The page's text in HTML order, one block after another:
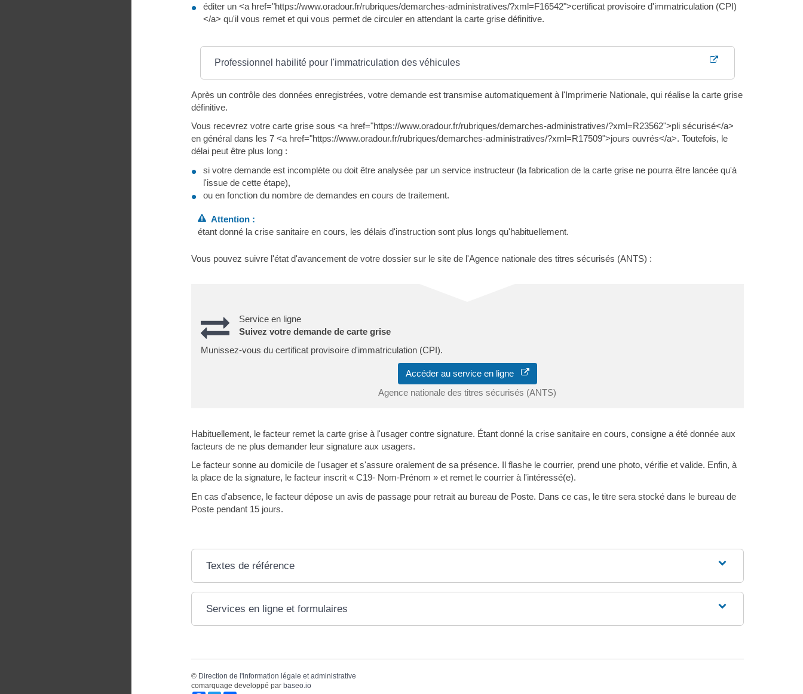
éditer un <a href="https://www.oradour.fr/rubriques/demarches-administratives/?xml=F16542">certificat provisoire d'immatriculation (CPI)
</a> qu'il vous remet et qui vous permet de circuler en attendant la carte grise définitive.
Professionnel habilité pour l'immatriculation des véhicules
Après un contrôle des données enregistrées, votre demande est transmise automatiquement à l'Imprimerie Nationale, qui réalise la carte grise
définitive.
Vous recevrez votre carte grise sous <a href="https://www.oradour.fr/rubriques/demarches-administratives/?xml=R23562">pli sécurisé</a>
en général dans les 7 <a href="https://www.oradour.fr/rubriques/demarches-administratives/?xml=R17509">jours ouvrés</a>. Toutefois, le
délai peut être plus long :
si votre demande est incomplète ou doit être analysée par un service instructeur (la fabrication de la carte grise ne pourra être lancée qu'à
l'issue de cette étape),
ou en fonction du nombre de demandes en cours de traitement.
Attention :
étant donné la crise sanitaire en cours, les délais d'instruction sont plus longs qu'habituellement.
Vous pouvez suivre l'état d'avancement de votre dossier sur le site de l'Agence nationale des titres sécurisés (ANTS) :
Service en ligne
Suivez votre demande de carte grise
Munissez-vous du certificat provisoire d'immatriculation (CPI).
Accéder au service en ligne
Agence nationale des titres sécurisés (ANTS)
Habituellement, le facteur remet la carte grise à l'usager contre signature. Étant donné la crise sanitaire en cours, consigne a été donnée aux
facteurs de ne plus demander leur signature aux usagers.
Le facteur sonne au domicile de l'usager et s'assure oralement de sa présence. Il flashe le courrier, prend une photo, vérifie et valide. Enfin, à
la place de la signature, le facteur inscrit « C19- Nom-Prénom » et remet le courrier à l'intéressé(e).
En cas d'absence, le facteur dépose un avis de passage pour retrait au bureau de Poste. Dans ce cas, le titre sera stocké dans le bureau de
Poste pendant 15 jours.
Textes de référence
Services en ligne et formulaires
© Direction de l'information légale et administrative
comarquage developpé par baseo.io